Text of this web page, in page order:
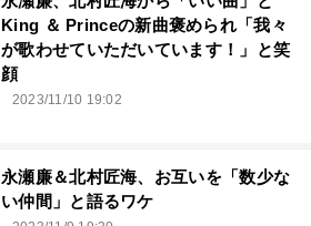
King ＆ Princeの新曲褒められ「我々
が歌わせていただいています！」と笑
顔
2023/11/10 19:02
永瀬廉＆北村匠海、お互いを「数少な
い仲間」と語るワケ